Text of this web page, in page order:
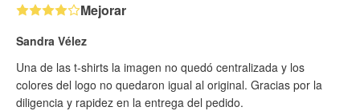
Mejorar
Sandra Vélez
Una de las t-shirts la imagen no quedó centralizada y los
colores del logo no quedaron igual al original. Gracias por la
diligencia y rapidez en la entrega del pedido.